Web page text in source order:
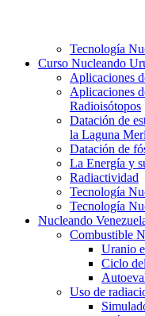
Tecnología
Curso Nucleando
Aplicaciones
Aplicaciones
Radioisótopos
Datación de
la Laguna
Datación de
La Energía y
Radiactividad
Tecnología
Tecnología
Nucleando
Combustible
Uranio
Ciclo
Uso de